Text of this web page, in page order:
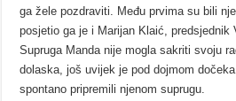
ga žele pozdraviti. Među prvima su bili
posjetio ga je i Marijan Klaić, predsjednik
Supruga Manda nije mogla sakriti svoju
dolaska, još uvijek je pod dojmom
spontano pripremili njenom suprugu.